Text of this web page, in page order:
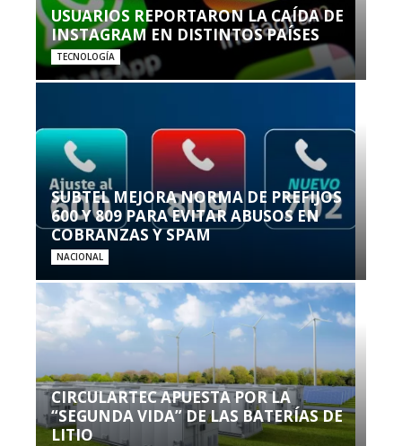
USUARIOS REPORTARON LA CAÍDA DE
INSTAGRAM EN DISTINTOS PAÍSES
TECNOLOGÍA
SUBTEL MEJORA NORMA DE PREFIJOS
600 Y 809 PARA EVITAR ABUSOS EN
COBRANZAS Y SPAM
NACIONAL
CIRCULARTEC APUESTA POR LA
“SEGUNDA VIDA” DE LAS BATERÍAS DE
LITIO